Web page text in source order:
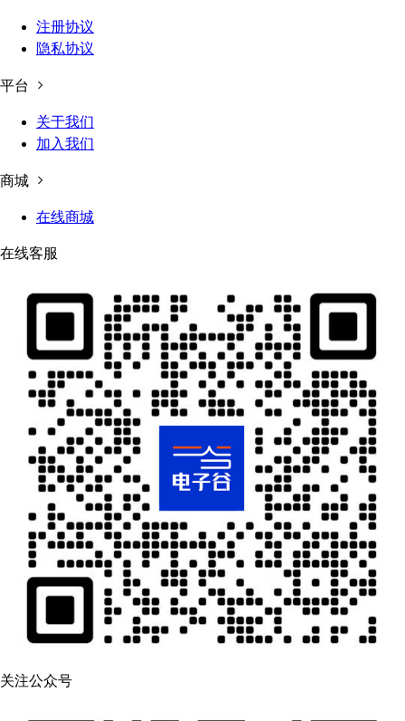
注册协议
隐私协议
平台
关于我们
加入我们
商城
在线商城
在线客服
关注公众号